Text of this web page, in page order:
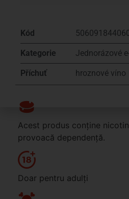
Kód
Kategorie Jednorázové
Příchuť hroznové víno
Acest produs conține
provoacă dependență.
Doar pentru adulți